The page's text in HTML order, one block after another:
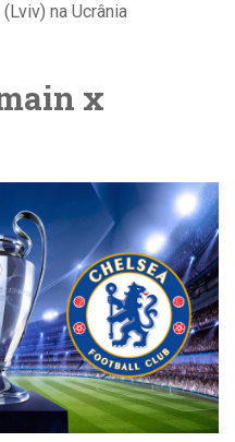
na Ucrânia
x